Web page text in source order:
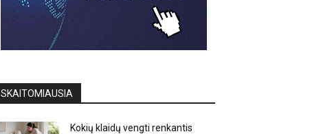
SKAITOMIAUSIA
Kokių klaidų vengti renkantis